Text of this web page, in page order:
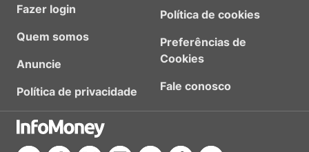
Fazer login
Quem somos
Anuncie
Política de privacidade
Política de cookies
Preferências de
Cookies
Fale conosco